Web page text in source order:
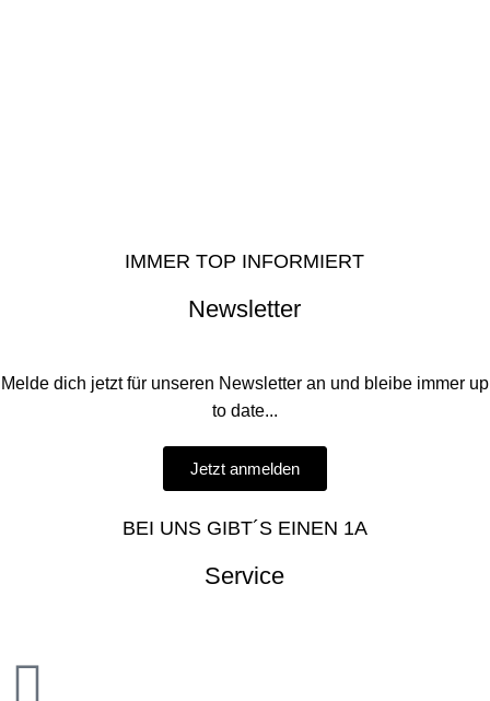
IMMER TOP INFORMIERT
Newsletter
Melde dich jetzt für unseren Newsletter an und bleibe immer up
to date...
Jetzt anmelden
BEI UNS GIBT´S EINEN 1A
Service